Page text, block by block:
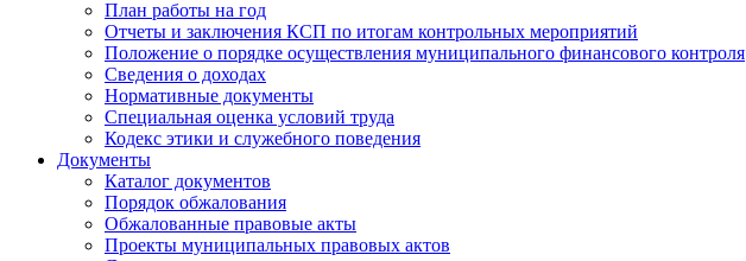
План работы на год
Отчеты и заключения КСП по итогам контрольных мероприятий
Положение о порядке осуществления муниципального финансового контроля
Сведения о доходах
Нормативные документы
Специальная оценка условий труда
Кодекс этики и служебного поведения
Документы
Каталог документов
Порядок обжалования
Обжалованные правовые акты
Проекты муниципальных правовых актов